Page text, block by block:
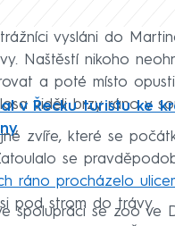
vysláni do
Naštěstí nikoho
a poté místo
viděli brzy ráno v
v Řecku turistu ke
zvíře, které se
se
ráno procházelo
pod strom do trávy.
spolupráci se zoo ve